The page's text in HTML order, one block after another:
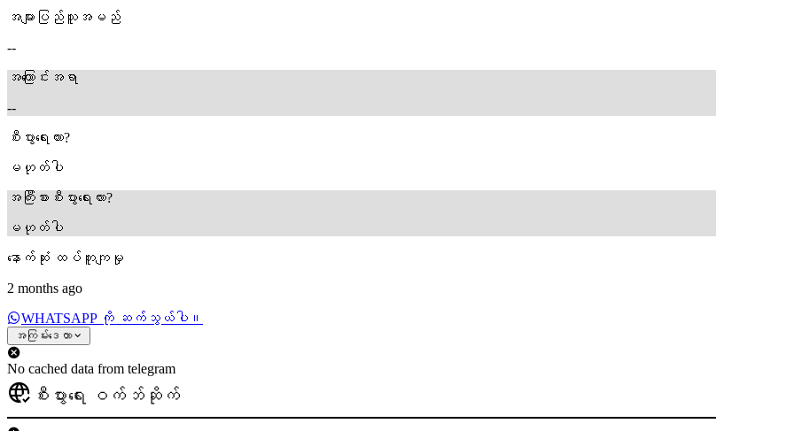
အများပြည်သူအမည်
--
အကြောင်းအရာ
--
စီးပွားရေးလား?
မဟုတ်ပါ
အကြီးစားစီးပွားရေးလား?
မဟုတ်ပါ
နောက်ဆုံး ထပ်တူကျမှု
2 months ago
WHATSAPP ကို ဆက်သွယ်ပါ။
အကြမ်းဒေတာ
No cached data from telegram
စီးပွားရေး ဝက်ဘ်ဆိုက်